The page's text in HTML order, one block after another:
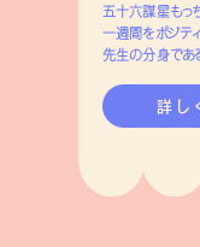
五十六謀星もっ
一週間をポジテ
先生の分身であ
詳し